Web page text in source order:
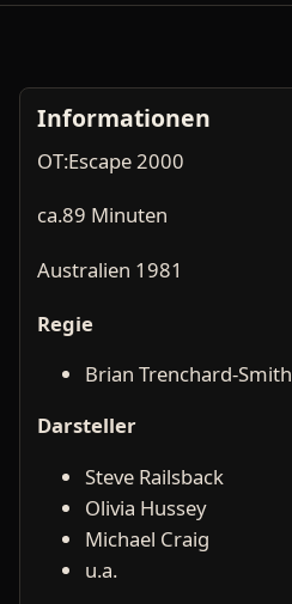
Informationen
OT:Escape 2000
ca.89 Minuten
Australien 1981
Regie
Brian Trenchard-Smith
Darsteller
Steve Railsback
Olivia Hussey
Michael Craig
u.a.